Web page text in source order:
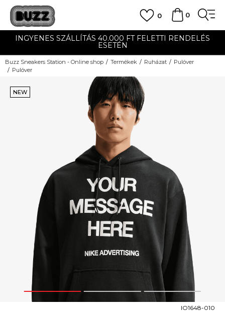
0
0
INGYENES SZÁLLÍTÁS 40.000 FT FELETTI RENDELÉS
ESETÉN
Buzz Sneakers Station - Online shop Termékek Ruházat
Pulóver
Pulóver
1 2 3
NEW
IO1648-010